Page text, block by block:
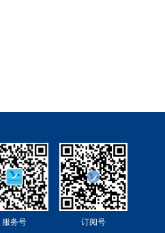
订阅号
服务号